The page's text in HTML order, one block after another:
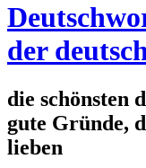
der
die schönsten
gute Gründe,
lieben